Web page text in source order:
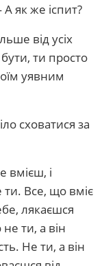
як же іспит?
від усіх
ти просто
уявним
сховатися за
вмієш, і
ти. Все, що вміє
лякаєшся
ти, а він
Не ти, а він